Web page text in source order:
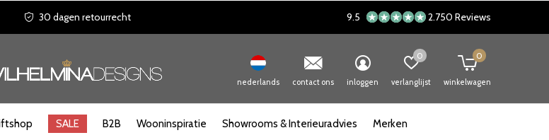
SALE B2B Wooninspiratie Showrooms & Interieuradvies Merken
nederlands contact ons inloggen verlanglijst
0
winkelwagen
0
30 dagen retourrecht 9.5 2.750 Reviews